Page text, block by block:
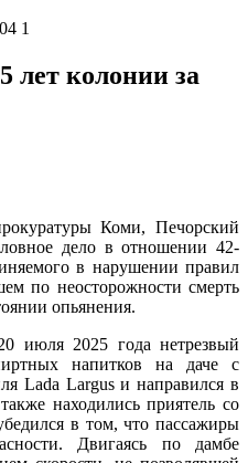
1
лет колонии за
Коми, Печорский
дело в отношении 42-
в нарушении правил
по неосторожности смерть
опьянения.
июля 2025 года нетрезвый
напитков на даче с
Lada Largus и направился в
находились приятель со
в том, что пассажиры
Двигаясь по дамбе